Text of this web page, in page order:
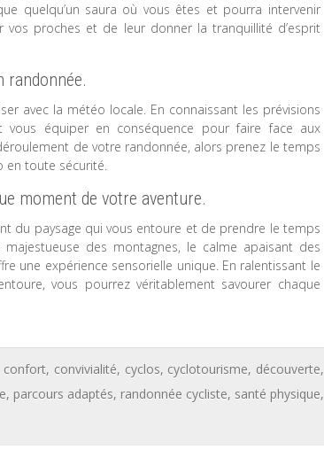
quelqu’un saura où vous êtes et pourra intervenir
proches et de leur donner la tranquillité d’esprit
randonnée.
avec la météo locale. En connaissant les prévisions
vous équiper en conséquence pour faire face aux
de votre randonnée, alors prenez le temps
en toute sécurité.
moment de votre aventure.
du paysage qui vous entoure et de prendre le temps
des montagnes, le calme apaisant des
une expérience sensorielle unique. En ralentissant le
vous pourrez véritablement savourer chaque
confort, convivialité, cyclos, cyclotourisme, découverte,
, parcours adaptés, randonnée cycliste, santé physique,